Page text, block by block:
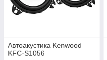
Автоакустика Kenwood
KFC-S1056